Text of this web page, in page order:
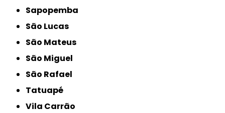
Sapopemba
São Lucas
São Mateus
São Miguel
São Rafael
Tatuapé
Vila Carrão